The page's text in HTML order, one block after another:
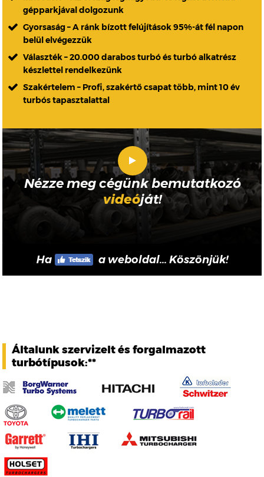
gépparkjával dolgozunk
Gyorsaság – A ránk bízott felújítások 95%-át fél napon
belül elvégezzük
Választék – 20.000 darabos turbó és turbó alkatrész
készlettel rendelkezünk
Szakértelem – Profi, szakértő csapat több, mint 10 év
turbós tapasztalattal
Nézze meg cégünk bemutatkozó
videóját!
Ha a weboldal... Köszönjük!
Általunk szervizelt és forgalmazott
turbótípusok:**